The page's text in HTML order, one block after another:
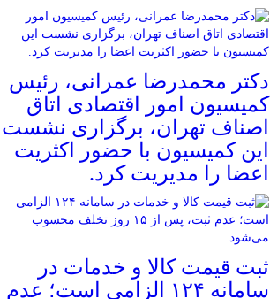
دکتر محمدرضا عمرانی، رئیس
کمیسیون امور اقتصادی اتاق
اصناف تهران، برگزاری نشست
این کمیسیون با حضور اکثریت
اعضا را مدیریت کرد.
ثبت قیمت کالا و خدمات در
سامانه ۱۲۴ الزامی است؛ عدم